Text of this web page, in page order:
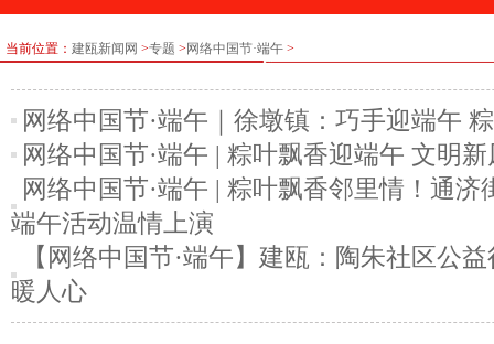
当前位置： 建瓯新闻网 >专题 > 网络中国节·端午 >
网络中国节·端午｜徐墩镇：巧手迎端午
网络中国节·端午 | 粽叶飘香迎端午 文明
网络中国节·端午 | 粽叶飘香邻里情！通济
端午活动温情上演
【网络中国节·端午】建瓯：陶朱社区公
暖人心